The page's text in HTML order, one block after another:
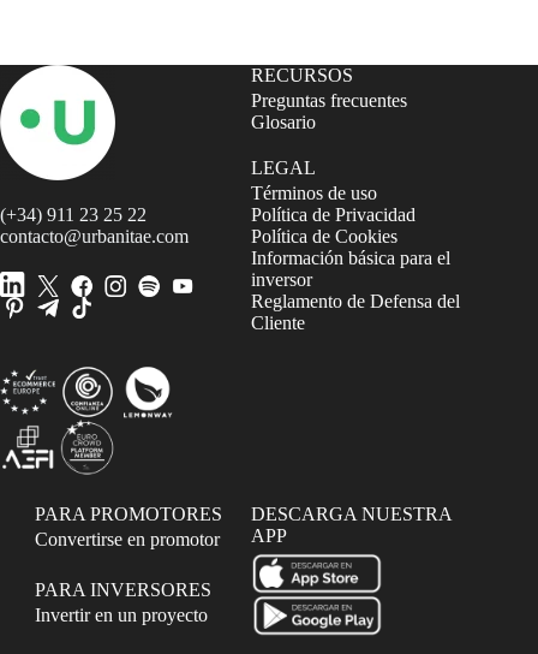
(+34) 911 23 25 22
contacto@urbanitae.com
RECURSOS
Preguntas frecuentes
Glosario
LEGAL
Términos de uso
Política de Privacidad
Política de Cookies
Información básica para el
inversor
Reglamento de Defensa del
Cliente
PARA PROMOTORES
Convertirse en promotor
PARA INVERSORES
Invertir en un proyecto
DESCARGA NUESTRA
APP